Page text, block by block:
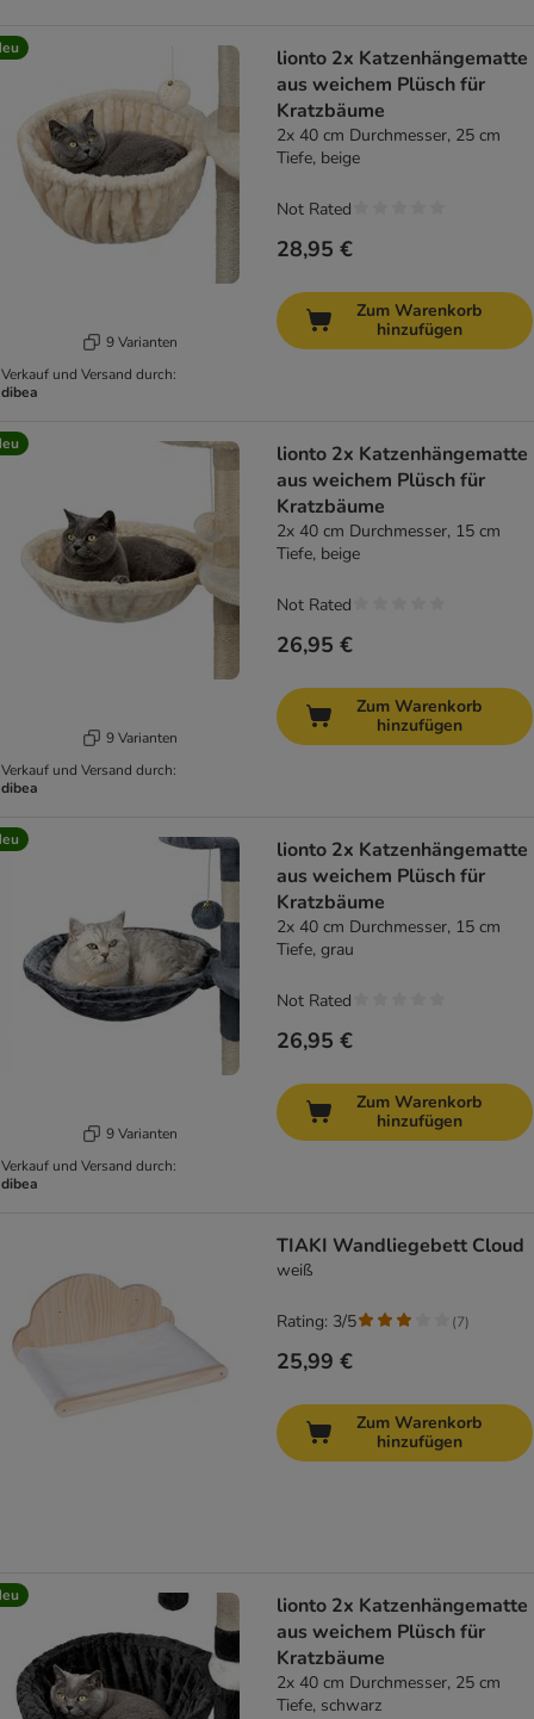
9 Varianten
Verkauf und Versand durch:
dibea
lionto 2x Katzenhängematte
aus weichem Plüsch für
Kratzbäume
2x 40 cm Durchmesser, 25 cm
Tiefe, beige
28,95 €
Not Rated
Zum Warenkorb
hinzufügen
9 Varianten
Verkauf und Versand durch:
dibea
lionto 2x Katzenhängematte
aus weichem Plüsch für
Kratzbäume
2x 40 cm Durchmesser, 15 cm
Tiefe, beige
26,95 €
Not Rated
Zum Warenkorb
hinzufügen
9 Varianten
Verkauf und Versand durch:
dibea
lionto 2x Katzenhängematte
aus weichem Plüsch für
Kratzbäume
2x 40 cm Durchmesser, 15 cm
Tiefe, grau
26,95 €
Not Rated
Zum Warenkorb
hinzufügen
TIAKI Wandliegebett Cloud
weiß
25,99 €
Rating: 3/5 (7)
Zum Warenkorb
hinzufügen
lionto 2x Katzenhängematte
aus weichem Plüsch für
Kratzbäume
2x 40 cm Durchmesser, 25 cm
Tiefe, schwarz